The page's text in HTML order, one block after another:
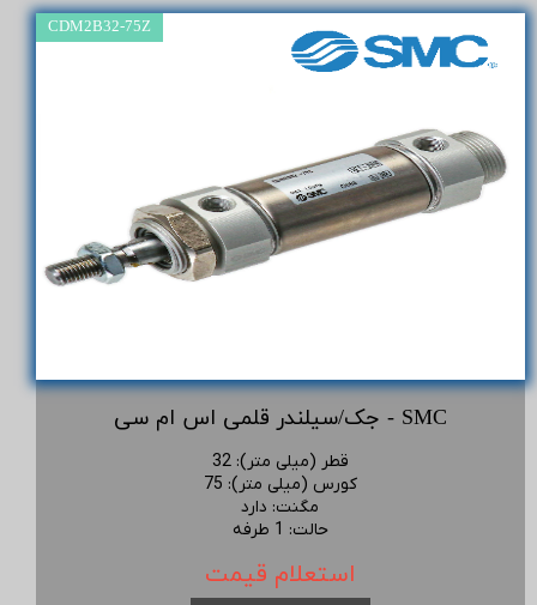
جک/سیلندر قلمی اس ام سی - SMC
قطر (میلی متر):
32
کورس (میلی متر):
75
مگنت: دارد
حالت: 1 طرفه
استعلام قیمت
CDM2B32-75Z